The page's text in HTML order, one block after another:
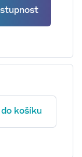
košíku